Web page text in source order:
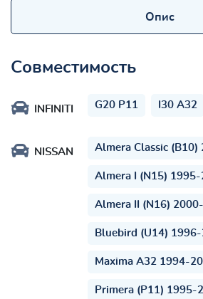
Опис
Совместимость
INFINITI G20 P11 I30 A32
NISSAN Almera Classic (B10)
Almera I (N15)
Almera II (N16)
Bluebird (U14) 1996-
Maxima A32 1994-
Primera (P11) 1995-